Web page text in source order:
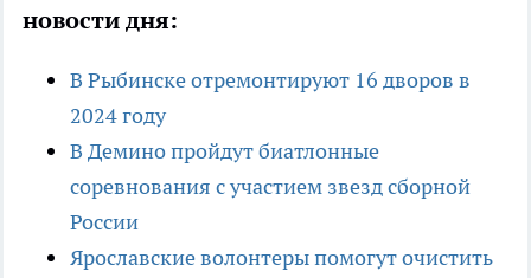
новости дня:
В Рыбинске отремонтируют 16 дворов в
2024 году
В Демино пройдут биатлонные
соревнования с участием звезд сборной
России
Ярославские волонтеры помогут очистить